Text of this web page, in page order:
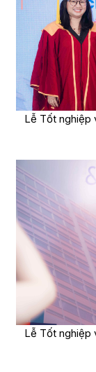
Lễ Tốt nghiệp
Lễ Tốt nghiệp